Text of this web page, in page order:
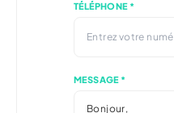
TÉLÉPHONE *
MESSAGE *